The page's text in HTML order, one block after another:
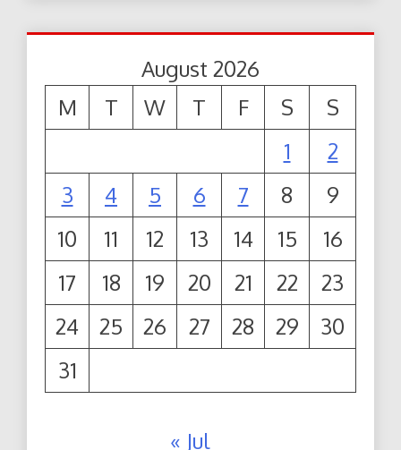
August 2026
M
T W T F S
S
1
2
3
4 5 6 7 8
9
10
11 12 13 14 15
16
17
18 19 20 21 22
23
24
25 26 27 28 29
30
31
« Jul